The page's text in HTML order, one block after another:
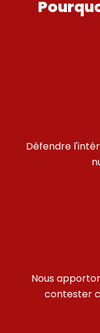
Défendre
Nous
contester